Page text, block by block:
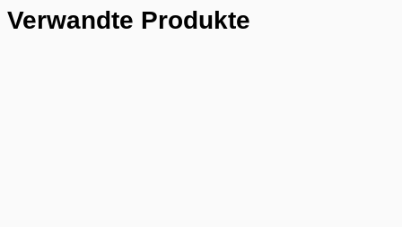
Verwandte Produkte